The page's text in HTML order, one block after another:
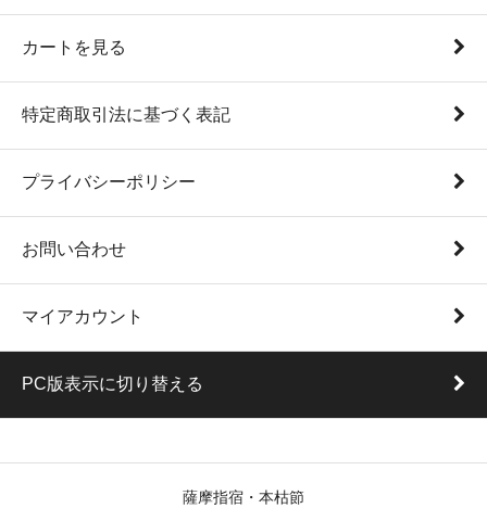
カートを見る
特定商取引法に基づく表記
プライバシーポリシー
お問い合わせ
マイアカウント
PC版表示に切り替える
薩摩指宿・本枯節